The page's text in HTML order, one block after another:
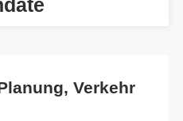
Verkehr